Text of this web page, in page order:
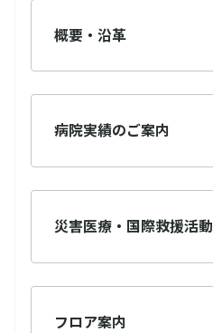
概要・沿革
病院実績のご案内
災害医療・国際救援活動
フロア案内